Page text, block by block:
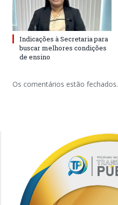
Indicações à Secretaria para
buscar melhores condições
de ensino
Os comentários estão fechados.